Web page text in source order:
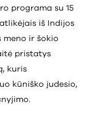
programa su 15
iš Indijos
meno ir šokio
pristatys
kuris
kūniško judesio,